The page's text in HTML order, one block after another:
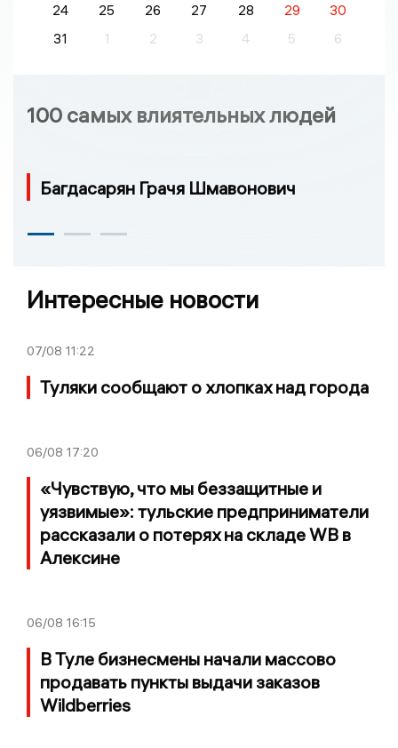
24
25 26 27 28 29
30
31
1 2 3 4 5 6
100 самых влиятельных людей
Багдасарян Грачя Шмавонович
Интересные новости
07/08 11:22
Туляки сообщают о хлопках над города
06/08 17:20
«Чувствую, что мы беззащитные и
уязвимые»: тульские предприниматели
рассказали о потерях на складе WB в
Алексине
06/08 16:15
В Туле бизнесмены начали массово
продавать пункты выдачи заказов
Wildberries